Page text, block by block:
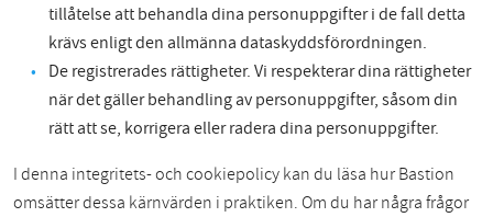
tillåtelse att behandla dina personuppgifter i de fall detta
krävs enligt den allmänna dataskyddsförordningen.
De registrerades rättigheter. Vi respekterar dina rättigheter
när det gäller behandling av personuppgifter, såsom din
rätt att se, korrigera eller radera dina personuppgifter.
I denna integritets- och cookiepolicy kan du läsa hur Bastion
omsätter dessa kärnvärden i praktiken. Om du har några frågor